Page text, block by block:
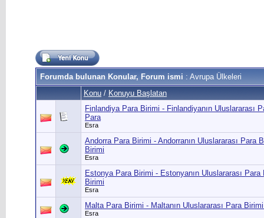
Forumda bulunan Konular, Forum ismi : Avrupa Ülkeleri
Konu / Konuyu Başlatan
Finlandiya Para Birimi - Finlandiyanın Uluslararası
Para
Esra
Andorra Para Birimi - Andorranın Uluslararası Para
Birimi
Esra
Estonya Para Birimi - Estonyanın Uluslararası
Birimi
Esra
Malta Para Birimi - Maltanın Uluslararası Para
Esra